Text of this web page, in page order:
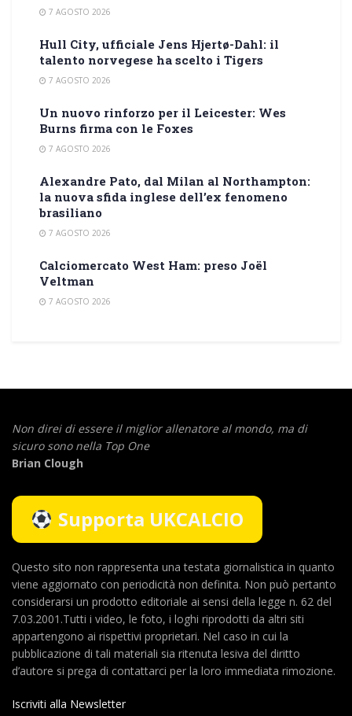
7 AGOSTO 2026
Hull City, ufficiale Jens Hjertø-Dahl: il
talento norvegese ha scelto i Tigers
7 AGOSTO 2026
Un nuovo rinforzo per il Leicester: Wes
Burns firma con le Foxes
7 AGOSTO 2026
Alexandre Pato, dal Milan al Northampton:
la nuova sfida inglese dell’ex fenomeno
brasiliano
7 AGOSTO 2026
Calciomercato West Ham: preso Joël
Veltman
7 AGOSTO 2026
Non direi di essere il miglior allenatore al mondo, ma di
sicuro sono nella Top One
Brian Clough
Supporta UKCALCIO
Questo sito non rappresenta una testata giornalistica in quanto
viene aggiornato con periodicità non definita. Non può pertanto
considerarsi un prodotto editoriale ai sensi della legge n. 62 del
7.03.2001.Tutti i video, le foto, i loghi riprodotti da altri siti
appartengono ai rispettivi proprietari. Nel caso in cui la
pubblicazione di tali materiali sia ritenuta lesiva del diritto
d’autore si prega di contattarci per la loro immediata rimozione.
Iscriviti alla Newsletter